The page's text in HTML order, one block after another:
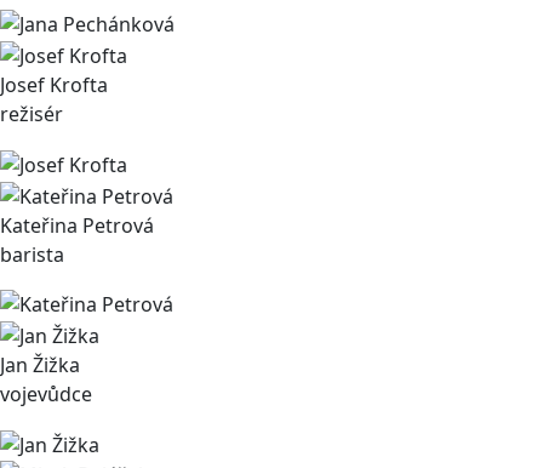
Josef Krofta
režisér
Kateřina Petrová
barista
Jan Žižka
vojevůdce